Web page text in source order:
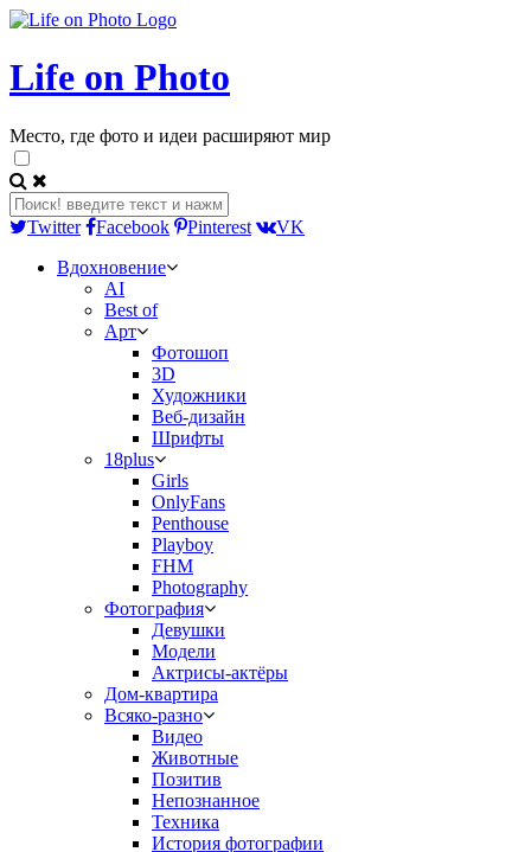
Life on Photo
Место, где фото и идеи расширяют мир
Twitter Facebook Pinterest
VK
Вдохновение
AI
Best of
Арт
Фотошоп
3D
Художники
Веб-дизайн
Шрифты
18plus
Girls
OnlyFans
Penthouse
Playboy
FHM
Photography
Фотография
Девушки
Модели
Актрисы-актёры
Дом-квартира
Всяко-разно
Видео
Животные
Позитив
Непознанное
Техника
История фотографии